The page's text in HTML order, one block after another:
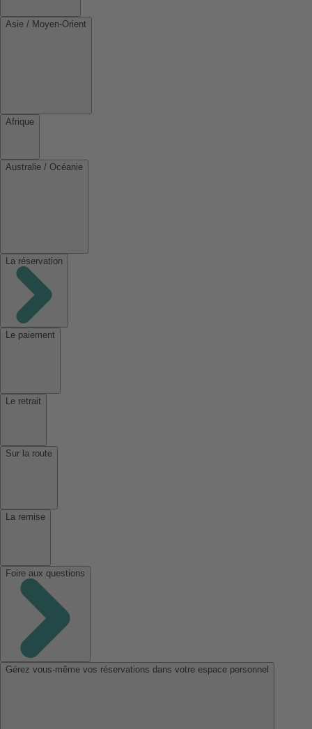
Asie / Moyen-Orient
Afrique
Australie / Océanie
La réservation
Le paiement
Le retrait
Sur la route
La remise
Foire aux questions
Gérez vous-même vos réservations dans votre espace personnel